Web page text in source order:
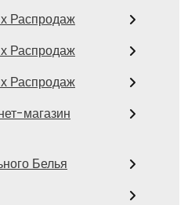
Распродаж
Распродаж
Распродаж
магазин
Белья